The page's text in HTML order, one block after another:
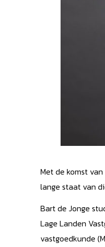
Met de komst
lange staat van
Bart de Jonge
Lage Landen
vastgoedkunde